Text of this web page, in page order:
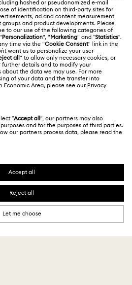
(SCS)
*培育鑽石
台灣地區
中文
English
標誌是Swarovski AG的註冊商標。